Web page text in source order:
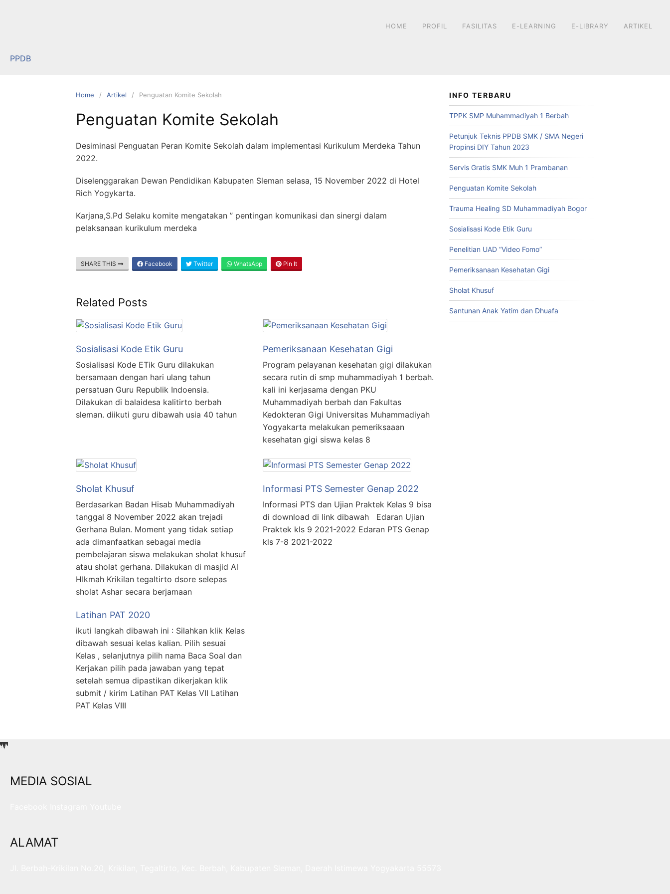
HOME PROFIL FASILITAS E-LEARNING E-LIBRARY ARTIKEL
PPDB
Home Artikel Penguatan Komite Sekolah
Penguatan Komite Sekolah
Desiminasi Penguatan Peran Komite Sekolah dalam implementasi Kurikulum Merdeka Tahun
2022.
Diselenggarakan Dewan Pendidikan Kabupaten Sleman selasa, 15 November 2022 di Hotel
Rich Yogykarta.
Karjana,S.Pd Selaku komite mengatakan ” pentingan komunikasi dan sinergi dalam
pelaksanaan kurikulum merdeka
SHARE THIS Facebook Twitter WhatsApp Pin It
Related Posts
Sosialisasi Kode Etik Guru
Sosialisasi Kode ETik Guru dilakukan
bersamaan dengan hari ulang tahun
persatuan Guru Republik Indoensia.
Dilakukan di balaidesa kalitirto berbah
sleman. diikuti guru dibawah usia 40 tahun
Pemeriksanaan Kesehatan Gigi
Program pelayanan kesehatan gigi dilakukan
secara rutin di smp muhammadiyah 1 berbah.
kali ini kerjasama dengan PKU
Muhammadiyah berbah dan Fakultas
Kedokteran Gigi Universitas Muhammadiyah
Yogyakarta melakukan pemeriksaaan
kesehatan gigi siswa kelas 8
Sholat Khusuf
Berdasarkan Badan Hisab Muhammadiyah
tanggal 8 November 2022 akan trejadi
Gerhana Bulan. Moment yang tidak setiap
ada dimanfaatkan sebagai media
pembelajaran siswa melakukan sholat khusuf
atau sholat gerhana. Dilakukan di masjid Al
HIkmah Krikilan tegaltirto dsore selepas
sholat Ashar secara berjamaan
Informasi PTS Semester Genap 2022
Informasi PTS dan Ujian Praktek Kelas 9 bisa
di download di link dibawah Edaran Ujian
Praktek kls 9 2021-2022 Edaran PTS Genap
kls 7-8 2021-2022
Latihan PAT 2020
ikuti langkah dibawah ini : Silahkan klik Kelas
dibawah sesuai kelas kalian. Pilih sesuai
Kelas , selanjutnya pilih nama Baca Soal dan
Kerjakan pilih pada jawaban yang tepat
setelah semua dipastikan dikerjakan klik
submit / kirim Latihan PAT Kelas VII Latihan
PAT Kelas VIII
INFO TERBARU
TPPK SMP Muhammadiyah 1 Berbah
Petunjuk Teknis PPDB SMK / SMA Negeri
Propinsi DIY Tahun 2023
Servis Gratis SMK Muh 1 Prambanan
Penguatan Komite Sekolah
Trauma Healing SD Muhammadiyah Bogor
Sosialisasi Kode Etik Guru
Penelitian UAD “Video Fomo”
Pemeriksanaan Kesehatan Gigi
Sholat Khusuf
Santunan Anak Yatim dan Dhuafa
MEDIA SOSIAL
ALAMAT